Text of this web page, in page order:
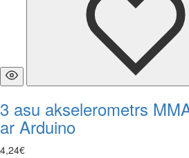
3 asu akselerometrs
ar Arduino
4,24€